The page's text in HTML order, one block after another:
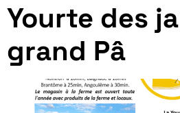
Yourte des
grand Pâ